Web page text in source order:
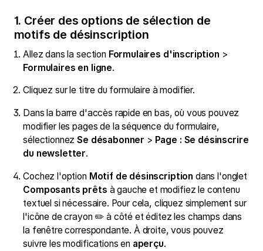
1. Créer des options de sélection de
motifs de désinscription
Allez dans la section Formulaires d'inscription >
Formulaires en ligne.
Cliquez sur le titre du formulaire à modifier.
Dans la barre d'accès rapide en bas, où vous pouvez
modifier les pages de la séquence du formulaire,
sélectionnezSe désabonner > Page : Se désinscrire
du newsletter.
Cochez l'option Motif de désinscription dans l'onglet
Composants prêts à gauche et modifiez le contenu
textuel si nécessaire. Pour cela, cliquez simplement sur
l'icône de crayon ✏️ à côté et éditez les champs dans
la fenêtre correspondante. À droite, vous pouvez
suivre les modifications en aperçu.